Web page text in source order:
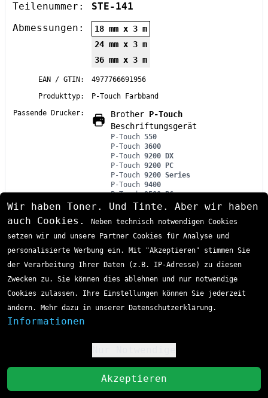
Teilenummer:
STE-141
Abmessungen:
18 mm x 3 m
24 mm x 3 m
36 mm x 3 m
EAN / GTIN:
4977766691956
Produkttyp:
P-Touch Farbband
Passende Drucker:
Brother P-Touch
Beschriftungsgerät
P-Touch 550
P-Touch 3600
P-Touch 9200 DX
P-Touch 9200 PC
P-Touch 9200 Series
P-Touch 9400
P-Touch9500 PC
P-Touch9600
Das Brother STE-141 P-Touch Farbband ist eine
spezialisierte Schablonenbandkassette mit den
Abmessungen 18mm x 3m, die für präzise
Beschriftungsarbeiten in verschiedenen
Anwendungsbereichen entwickelt wurde. Als
DirectLabel-Kassette ermöglicht sie die Erstellung
von Schablonen für professionelle Markierungen und
eignet sich ideal für industrielle, handwerkliche
und organisatorische Beschriftungsaufgaben.
Sofort lieferbar
23,15 €
In den Einkaufswagen
Wir haben Toner. Und Tinte. Aber wir haben
auch Cookies.
Neben technisch notwendigen Cookies
setzen wir und unsere Partner Cookies für Analyse und
personalisierte Werbung ein. Mit "Akzeptieren" stimmen Sie
der Verarbeitung Ihrer Daten (z.B. IP-Adresse) zu diesen
Zwecken zu. Sie können dies ablehnen und nur notwendige
Cookies zulassen. Ihre Einstellungen können Sie jederzeit
ändern. Mehr dazu in unserer Datenschutzerklärung.
Informationen
Akzeptieren